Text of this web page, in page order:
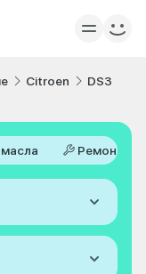
Citroen DS3
Ремонт